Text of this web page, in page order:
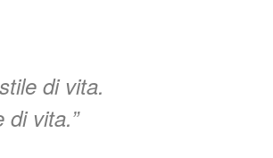
di vita.
di vita.”